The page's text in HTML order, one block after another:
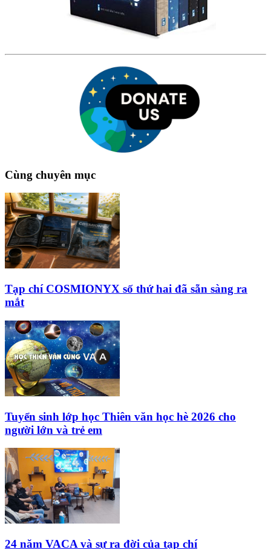
Cùng chuyên mục
Tạp chí COSMIONYX số thứ hai đã sẵn sàng ra
mắt
Tuyển sinh lớp học Thiên văn học hè 2026 cho
người lớn và trẻ em
24 năm VACA và sự ra đời của tạp chí